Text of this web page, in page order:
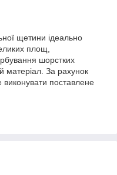
щетини ідеально
площ,
шорстких
матеріал. За рахунок
поставлене